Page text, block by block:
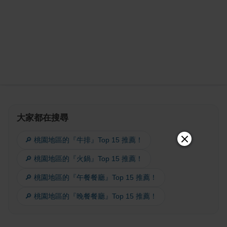
大家都在搜尋
🔎 桃園地區的『牛排』Top 15 推薦！
🔎 桃園地區的『火鍋』Top 15 推薦！
🔎 桃園地區的『午餐餐廳』Top 15 推薦！
🔎 桃園地區的『晚餐餐廳』Top 15 推薦！